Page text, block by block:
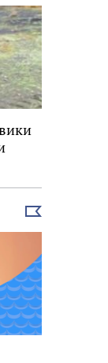
Выбрать